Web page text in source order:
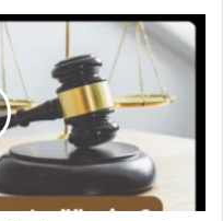
كيف
تتجنب
عقوبات
التستر
العمالة؟